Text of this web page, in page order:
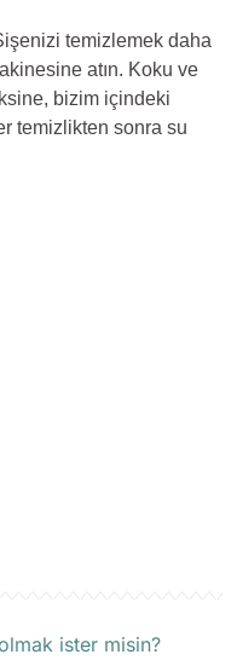
temizlemek daha
atın. Koku ve
bizim içindeki
temizlikten sonra su
ister misin?